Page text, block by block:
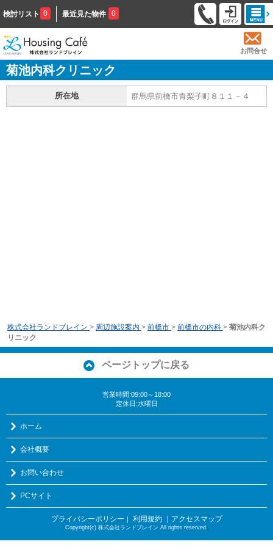
検討リスト 0 最近見た物件 0
お問合せ
菊池内科クリニック
所在地 群馬県前橋市青梨子町８１１－４
株式会社ランドブレイン > 周辺施設案内 > 前橋市 > 前橋市の内科 > 菊池内科ク
リニック
ページトップに戻る
営業時間:09:00～18:00
定休日:水曜日
ホーム
会社概要
お問い合わせ
PCサイト
プライバシーポリシー ｜ 利用規約 ｜アクセスマップ
Copyright(c) 株式会社ランドブレイン All rights reserved.